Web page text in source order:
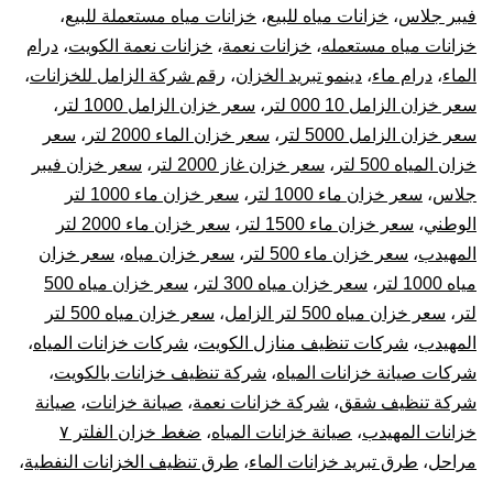
فيبر جلاس، خزانات مياه للبيع، خزانات مياه مستعملة للبيع،
خزانات مياه مستعمله، خزانات نعمة، خزانات نعمة الكويت، درام
الماء، درام ماء، دينمو تبريد الخزان، رقم شركة الزامل للخزانات،
سعر خزان الزامل 10 000 لتر
، سعر خزان الزامل 1000 لتر
،
سعر خزان الزامل 5000 لتر
، سعر خزان الماء 2000 لتر ، سعر
خزان المياه 500 لتر
، سعر خزان غاز 2000 لتر ، سعر خزان فيبر
جلاس، سعر خزان ماء 1000 لتر ،
سعر خزان ماء 1000 لتر
الوطني، سعر خزان ماء 1500 لتر ،
سعر خزان ماء 2000 لتر
المهيدب، سعر خزان ماء 500 لتر ، سعر خزان مياه، سعر خزان
مياه 1000 لتر
، سعر خزان مياه 300 لتر ،
سعر خزان مياه 500
لتر ، سعر خزان مياه 500 لتر الزامل ،
سعر خزان مياه 500 لتر
المهيدب، شركات تنظيف منازل الكويت، شركات خزانات المياه،
شركات صيانة خزانات المياه، شركة تنظيف خزانات بالكويت،
شركة تنظيف شقق، شركة خزانات نعمة، صيانة خزانات، صيانة
خزانات المهيدب، صيانة خزانات المياه،
ضغط خزان الفلتر ٧
مراحل، طرق تبريد خزانات الماء، طرق تنظيف الخزانات النفطية،